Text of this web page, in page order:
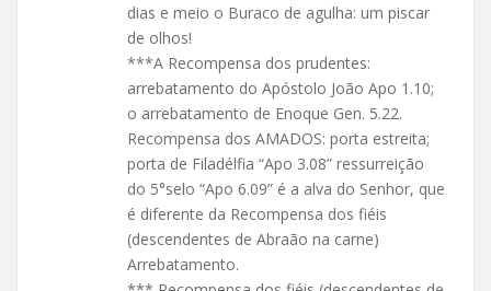
dias e meio o Buraco de agulha: um piscar
de olhos!
***A Recompensa dos prudentes:
arrebatamento do Apóstolo João Apo 1.10;
o arrebatamento de Enoque Gen. 5.22.
Recompensa dos AMADOS: porta estreita;
porta de Filadélfia “Apo 3.08” ressurreição
do 5°selo “Apo 6.09” é a alva do Senhor, que
é diferente da Recompensa dos fiéis
(descendentes de Abraão na carne)
Arrebatamento.